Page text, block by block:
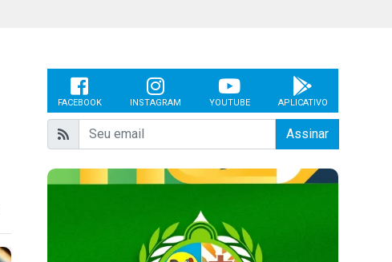
FACEBOOK INSTAGRAM YOUTUBE APLICATIVO
Assinar